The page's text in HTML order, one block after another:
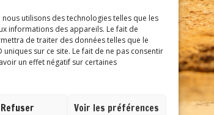
utilisons des technologies telles que les
informations des appareils. Le fait de
de traiter des données telles que le
sur ce site. Le fait de ne pas consentir
un effet négatif sur certaines
Refuser Voir les préférences